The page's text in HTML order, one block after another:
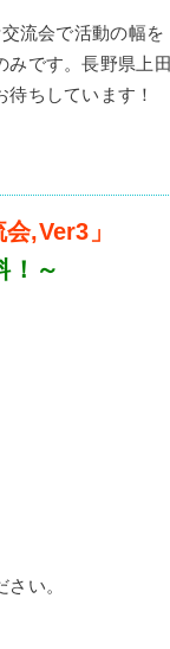
流会で活動の幅を
みです。長野県上田
待ちしています！
,Ver3」
！～
い。